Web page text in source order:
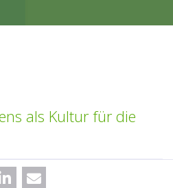
als Kultur für die